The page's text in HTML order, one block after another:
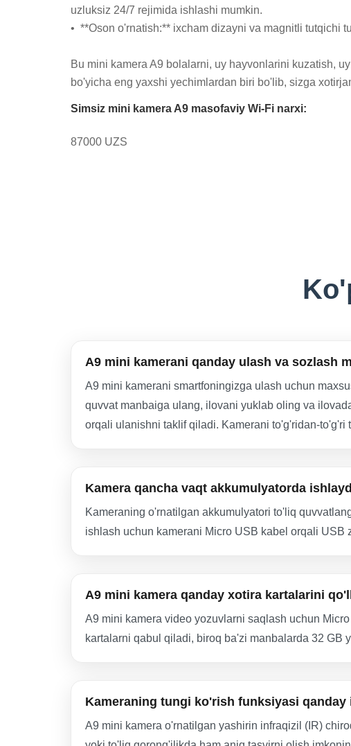
uzluksiz 24/7 rejimida ishlashi mumkin.
•  **Oson o'rnatish:** ixcham dizayni va magnitli tutqichi
Bu mini kamera A9 bolalarni, uy hayvonlarini kuzatish,
bo'yicha eng yaxshi yechimlardan biri bo'lib, sizga
Simsiz mini kamera A9 masofaviy Wi-Fi narxi:
87000 UZS
A9 mini kamerani qanday ulash va sozlash
A9 mini kamerani smartfoningizga ulash uchun
quvvat manbaiga ulang, ilovani yuklab oling va
orqali ulanishni taklif qiladi. Kamerani to'g'ridan-
Kamera qancha vaqt akkumulyatorda
Kameraning o'rnatilgan akkumulyatori to'liq
ishlash uchun kamerani Micro USB kabel orqali
A9 mini kamera qanday xotira kartalarini
A9 mini kamera video yozuvlarni saqlash uchun
kartalarni qabul qiladi, biroq ba'zi manbalarda 32 GB
Kameraning tungi ko'rish funksiyasi qanday
A9 mini kamera o'rnatilgan yashirin infraqizil (IR)